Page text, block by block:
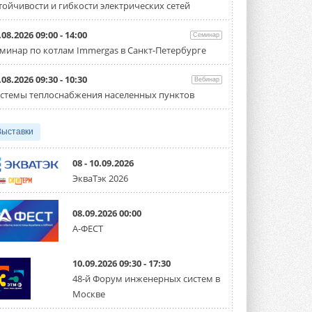
Организатором выступил торгово-
производственный холдинг ...
«Датарк» испытал модульный
ЦОД с плотностью 54 кВт на
стойку
Испытания прошли на собственной
производственной площадке и были ...
3 АВГУСТА 2026
систему DVM на R32
Линейка включает семь типоразмеров
производительностью от 22,4 до 56 кВт.
Суммарная длина трубопроводов ...
3 АВГУСТА 2026
«СиСофт Девелопмент» подвел
итоги конкурса студенческих
стартует уже в сентябре 2026 года ...
3 АВГУСТА 2026
«Русклимат» укрепляет
и гибкости электрических сетей
09:00 - 14:00 Семинар
по котлам Immergas в Санкт-Петербурге
09:30 - 10:30 Вебинар
теплоснабжения населенных пунктов
08 - 10.09.2026
ЭкваТэк 2026
08.09.2026 00:00
А-ФЕСТ
10.09.2026 09:30 - 17:30
48-й Форум инженерных систем в
Москве